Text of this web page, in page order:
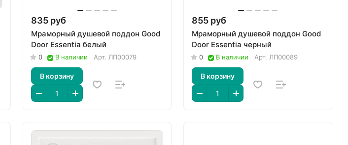
835 руб
Мраморный душевой поддон Good
Door Essentia белый
0 В наличии Арт. ЛП00079
В корзину
855 руб
Мраморный душевой поддон Good
Door Essentia черный
0 В наличии Арт. ЛП00089
В корзину